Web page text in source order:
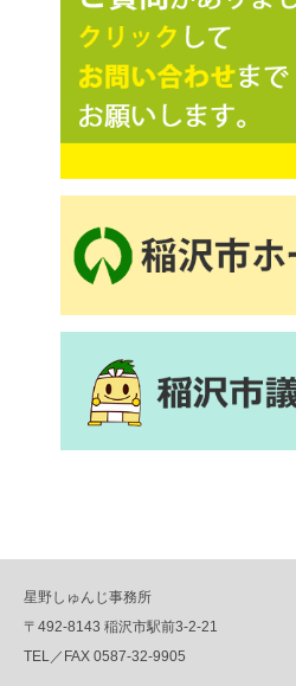
星野しゅんじ事務所
〒492-8143 稲沢市駅前3-2-21
TEL／FAX 0587-32-9905